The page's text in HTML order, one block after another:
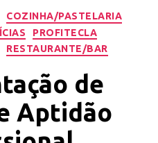
COZINHA/PASTELARIA
PROFITECLA
RESTAURANTE/BAR
de
Aptidão